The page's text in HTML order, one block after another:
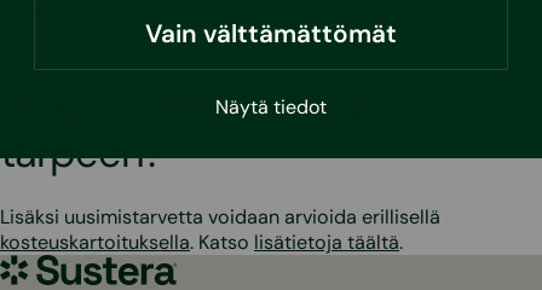
Vain välttämättömät
Näytä tiedot
Onko kosteusmittaus
tarpeen?
Lisäksi uusimistarvetta voidaan arvioida erillisellä
kosteuskartoituksella. Katso lisätietoja täältä.
Sustera